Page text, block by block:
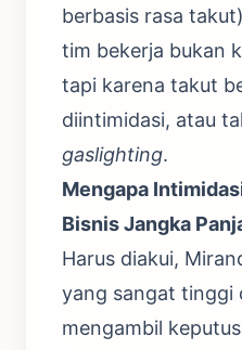
berbasis rasa
tim bekerja bukan
tapi karena takut
diintimidasi, atau
gaslighting.
Mengapa
Bisnis Jangka
Harus diakui,
yang sangat tinggi
mengambil